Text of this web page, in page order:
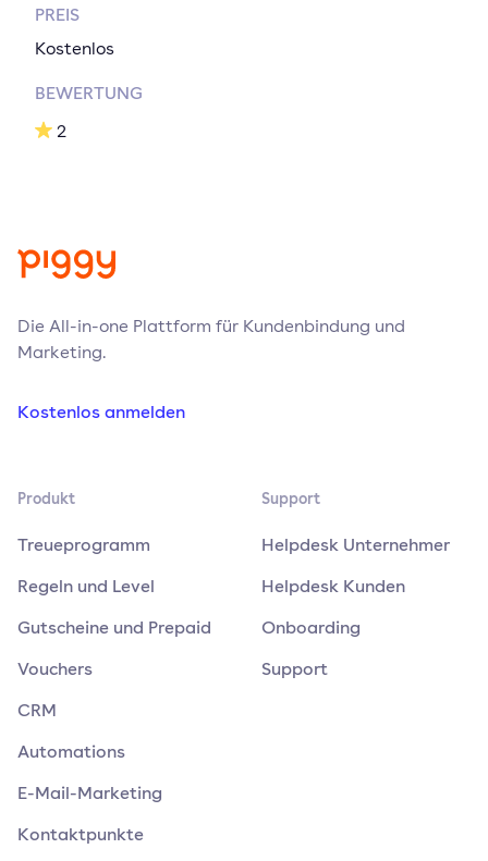
PREIS
Kostenlos
BEWERTUNG
2
Die All-in-one Plattform für Kundenbindung und
Marketing.
Kostenlos anmelden
Produkt
Treueprogramm
Regeln und Level
Gutscheine und Prepaid
Vouchers
CRM
Automations
E-Mail-Marketing
Kontaktpunkte
Support
Helpdesk Unternehmer
Helpdesk Kunden
Onboarding
Support